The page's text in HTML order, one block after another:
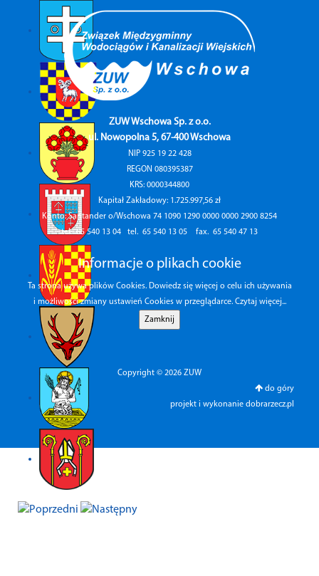
ZUW Wschowa Sp. z o.o.
ul. Nowopolna 5, 67-400 Wschowa
NIP 925 19 22 428
REGON 080395387
KRS: 0000344800
Kapitał Zakładowy: 1.725.997,56 zł
Konto: Santander o/Wschowa 74 1090 1290 0000 0000 2900 8254
tel.65 540 13 04 tel. 65 540 13 05 fax. 65 540 47 13
Informacje o plikach cookie
Ta strona używa plików Cookies. Dowiedz się więcej o celu ich używania
i możliwości zmiany ustawień Cookies w przeglądarce. Czytaj więcej...
Copyright © 2026 ZUW
do góry
projekt i wykonanie dobrarzecz.pl